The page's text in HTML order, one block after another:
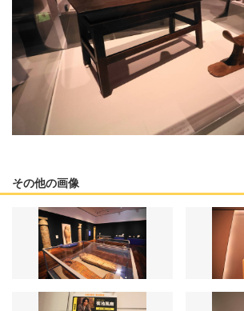
その他の画像